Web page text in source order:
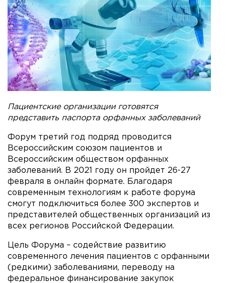
Пациентские организации готовятся
представить паспорта орфанных заболеваний
Форум третий год подряд проводится
Всероссийским союзом пациентов и
Всероссийским обществом орфанных
заболеваний. В 2021 году он пройдет 26-27
февраля в онлайн формате. Благодаря
современным технологиям к работе форума
смогут подключиться более 300 экспертов и
представителей общественных организаций из
всех регионов Российской Федерации.
Цель Форума – содействие развитию
современного лечения пациентов с орфанными
(редкими) заболеваниями, переводу на
федеральное финансирование закупок